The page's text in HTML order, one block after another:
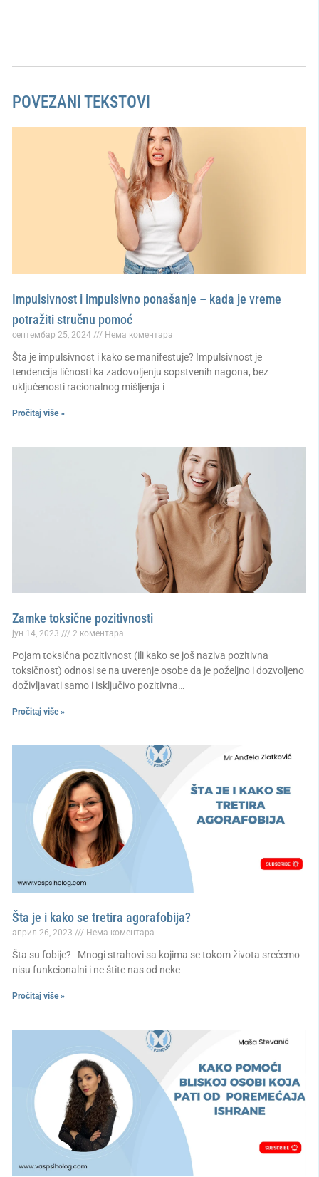
POVEZANI TEKSTOVI
Impulsivnost i impulsivno ponašanje – kada je vreme
potražiti stručnu pomoć
септембар 25, 2024 Нема коментара
Šta je impulsivnost i kako se manifestuje? Impulsivnost je
tendencija ličnosti ka zadovoljenju sopstvenih nagona, bez
uključenosti racionalnog mišljenja i
Pročitaj više »
Zamke toksične pozitivnosti
јун 14, 2023 2 коментара
Pojam toksična pozitivnost (ili kako se još naziva pozitivna
toksičnost) odnosi se na uverenje osobe da je poželjno i dozvoljeno
doživljavati samo i isključivo pozitivna…
Pročitaj više »
Šta je i kako se tretira agorafobija?
април 26, 2023 Нема коментара
Šta su fobije? Mnogi strahovi sa kojima se tokom života srećemo
nisu funkcionalni i ne štite nas od neke
Pročitaj više »